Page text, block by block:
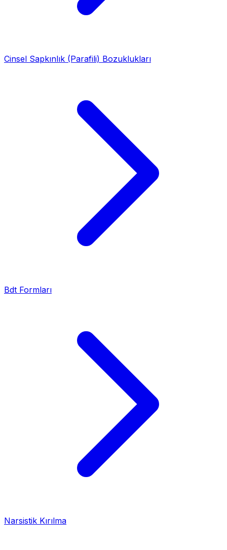
Cinsel Sapkınlık (Parafili) Bozuklukları
Bdt Formları
Narsistik Kırılma